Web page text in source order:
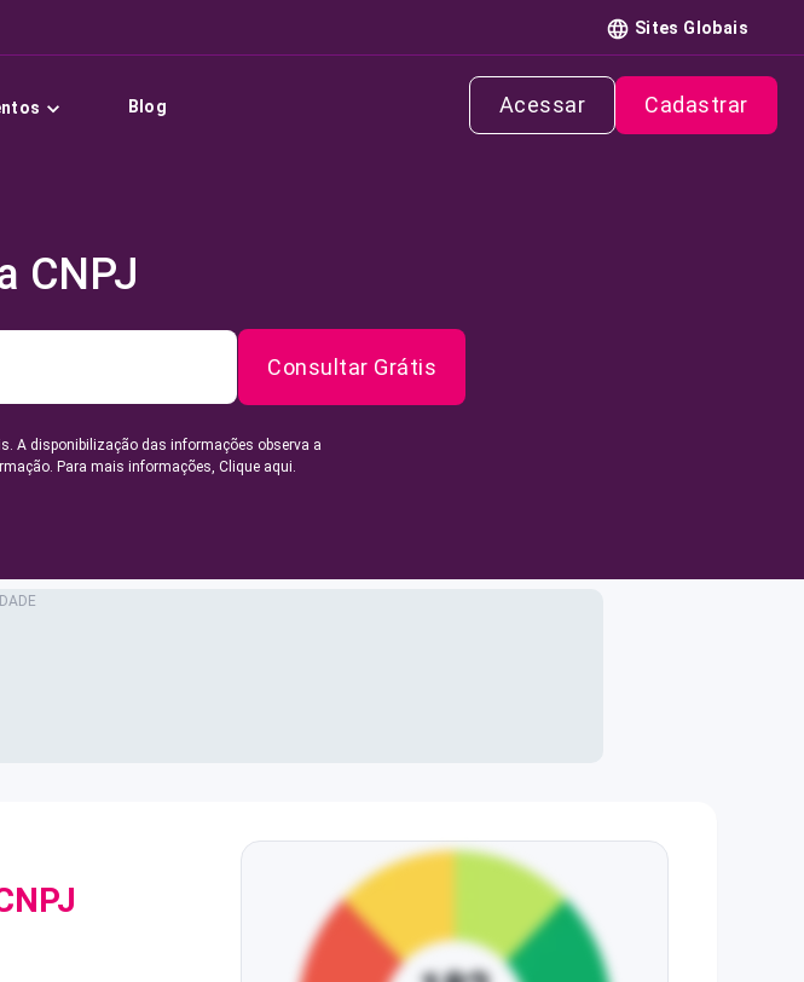
Sites Globais
Blog Acessar Cadastrar
CNPJ
Consultar Grátis
A disponibilização das informações observa a
Para mais informações, Clique aqui.